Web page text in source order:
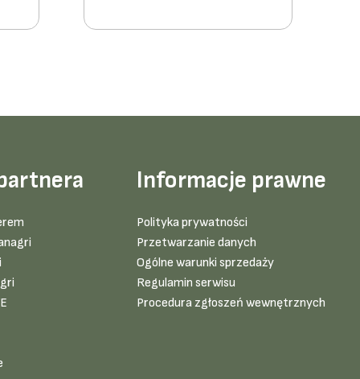
Informacje prawne
Polityka prywatności
Przetwarzanie danych
Ogólne warunki sprzedaży
Regulamin serwisu
Procedura zgłoszeń wewnętrznych